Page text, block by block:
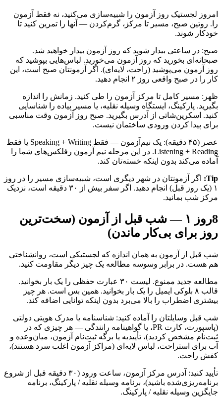
امروز لجستیک روز آزمون را شبیه‌سازی می‌کنید، نه فقط آزمون
را. روتین صبح، مسیر تا مرکز، گرم‌کردن — آنها را تمرین کنید تا
خودکار شوند.
صبح: در ساعتی بیدار شوید که روز آزمون بیدار خواهید شد.
صبحانه‌ای بخورید که روز آزمون می‌خورید. لباس‌هایی بپوشید که
روز آزمون می‌پوشید (راحت، لایه‌ای). اگر آزمونتان صبح است، این
کار را در صبح واقعی روز ۲ انجام دهید.
ظهر: مسیر کامل تا مرکز آزمون را طی کنید. زمانش را اندازه
بگیرید. پارکینگ، ایستگاه وسیله نقلیه، یا مسیر پیاده را شناسایی
کنید. اسکرین‌شاتی از آدرس بگیرید. صبح روز آزمون وقت مناسبی
برای پیدا کردن ورودی ساختمان نیست.
عصر (۴۵ دقیقه): یک نیم‌آزمون — فقط Speaking + Writing یا فقط
Listening + Reading. در این مرحله نیم آزمون رفلکس‌های شما را
آماده می‌کند بدون اینکه خسته‌تان کند.
Tip:
اگر آزمونتان در شهر دیگری است، شبیه‌سازی مسیر را در روز
۱ (یک روز قبل) انجام دهید. اگر سفر بیش از ۳۰ دقیقه است، نزدیک
مرکز شب بمانید.
8
روز ۱ — شب قبل از آزمون (سخت‌ترین
روز برای بی‌کار ماندن)
شب قبل از آزمون به همان اندازه که لجستیکی است، روانشناختی
هم هست. در برابر وسوسه مطالعه یک چیز دیگر مقاومت کنید.
مطالعه جدید ممنوع. لیست ۳۰ عبارت حفظی را یک بار بخوانید.
قالب ۸ بلوکی ایمیل را یک بار بخوانید. همین بس است. هر چیز
بیشتری اضطراب را بالا می‌برد بدون اینکه توانایی اضافه کند.
شب قبل وسایلتان را آماده کنید: شناسنامه یا مدرک هویتی دولتی
(پاسپورت، کارت PR، یا گواهینامه رانندگی — هر چیزی که در
ثبت‌نام مشخص کردید)، تأییدیه یا برگه ثبت‌نام آزمون، میان‌وعده و
آب برای استراحت، لباس لایه‌ای (مراکز آزمون اغلب سرد هستند)،
کفش راحت.
تأیید کنید: آدرس مرکز آزمون، ساعت ورود (۳۰ دقیقه قبل از شروع
برنامه‌ریزی‌شده باشید)، برنامه وسیله نقلیه / پارکینگ، برنامه
جایگزین وسیله نقلیه / پارکینگ.